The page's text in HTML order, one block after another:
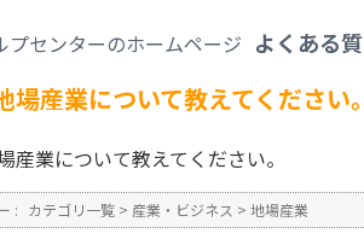
よくある
場産業について教えてください
産業について教えてください。
: カテゴリ一覧 > 産業・ビジネス > 地場産業